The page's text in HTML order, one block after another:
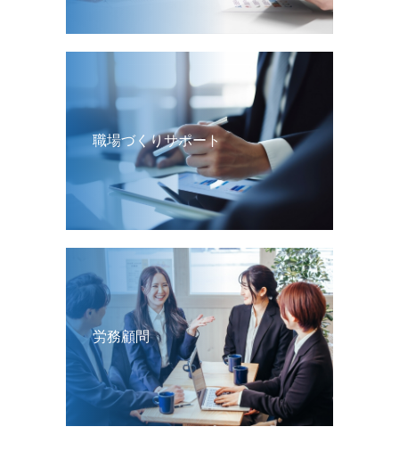
職場づくりサポート
労務顧問